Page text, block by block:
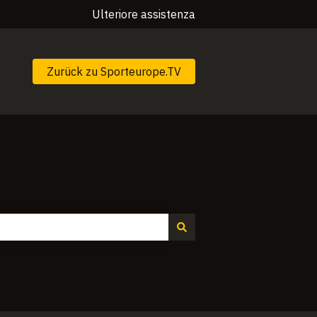
Ulteriore assistenza
Zurück zu Sporteurope.TV